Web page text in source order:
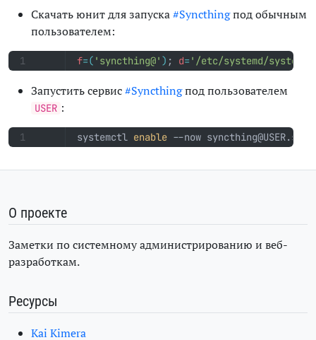
Скачать юнит для запуска#Syncthingпод обычным
пользователем:
f=( 'syncthing@' ) ; d='/etc/systemd/system'
Запустить сервис#Syncthingпод пользователем
USER :
systemctl enable --now
О проекте
Заметки по системному администрированию и веб-
разработкам.
Ресурсы
Kai Kimera